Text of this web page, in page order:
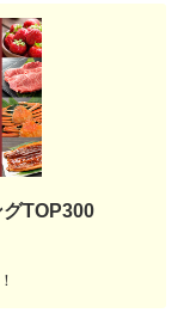
TOP300